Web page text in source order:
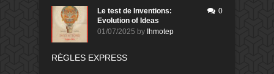
Le test de Inventions:
Evolution of Ideas
01/07/2025 by Ihmotep
0
RÈGLES EXPRESS